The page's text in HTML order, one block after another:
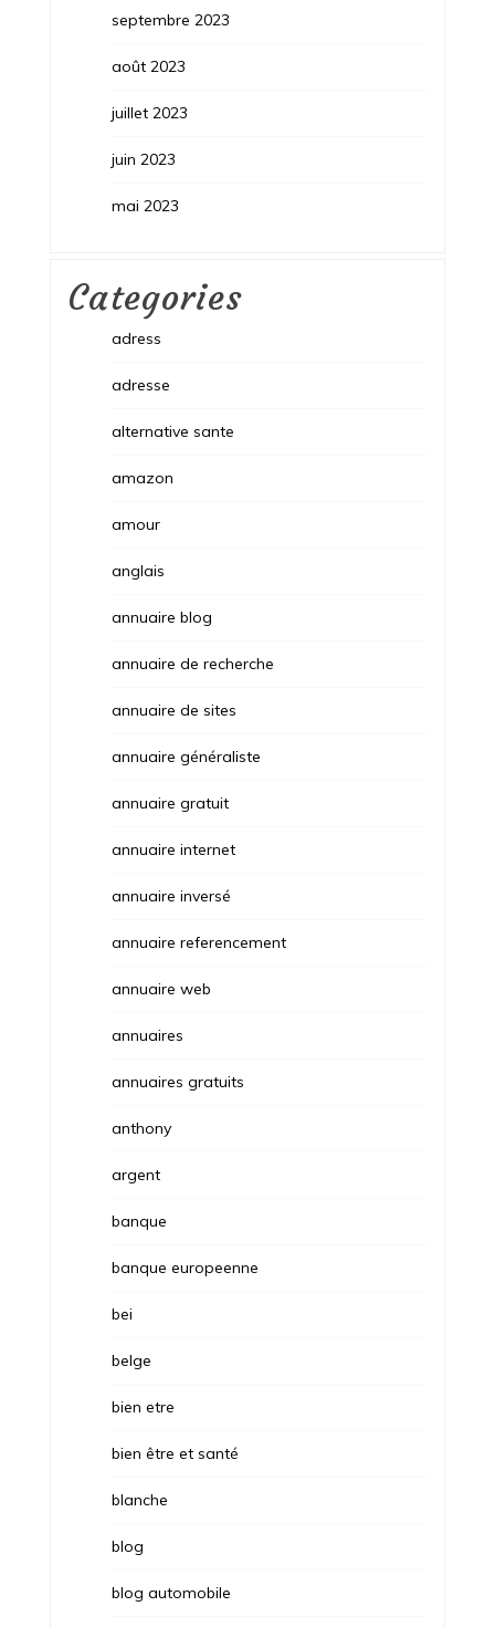
septembre 2023
août 2023
juillet 2023
juin 2023
mai 2023
Categories
adress
adresse
alternative sante
amazon
amour
anglais
annuaire blog
annuaire de recherche
annuaire de sites
annuaire généraliste
annuaire gratuit
annuaire internet
annuaire inversé
annuaire referencement
annuaire web
annuaires
annuaires gratuits
anthony
argent
banque
banque europeenne
bei
belge
bien etre
bien être et santé
blanche
blog
blog automobile